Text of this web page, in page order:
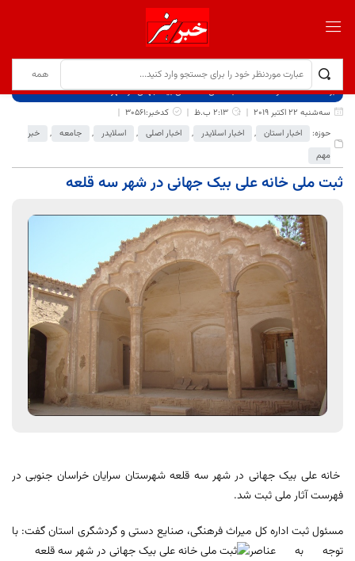
برگ نخست نوشته‌ها
ثبت ملی خانه علی بیک جهانی در شهر سه قلعه
سه‌شنبه 22 اکتبر 2019
2:13 ب.ظ
کدخبر:30561
حوزه:
اخبار استان , اخبار اسلایدر , اخبار اصلی , اسلایدر , جامعه ,
خبر
مهم
ثبت ملی خانه علی بیک جهانی در شهر سه قلعه
خانه علی بیک جهانی در شهر سه قلعه شهرستان سرایان خراسان جنوبی در
فهرست آثار ملی ثبت شد.
مسئول ثبت اداره کل میراث فرهنگی، صنایع دستی و گردشگری استانگفت: با
توجه به عناصر